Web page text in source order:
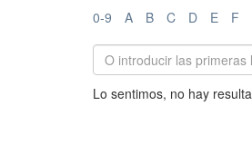
0-9 A B C D E F
Lo sentimos, no hay